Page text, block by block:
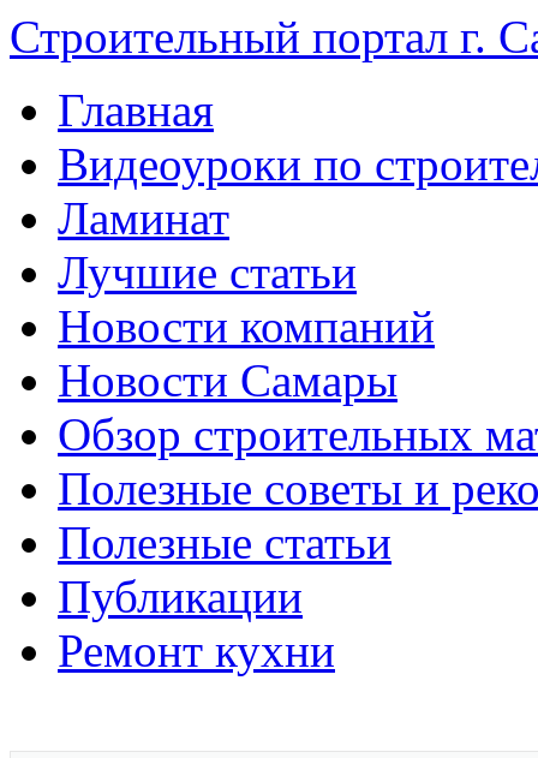
Строительный портал г.
Главная
Видеоуроки по
Ламинат
Лучшие статьи
Новости компаний
Новости Самары
Обзор строительных
Полезные советы и
Полезные статьи
Публикации
Ремонт кухни